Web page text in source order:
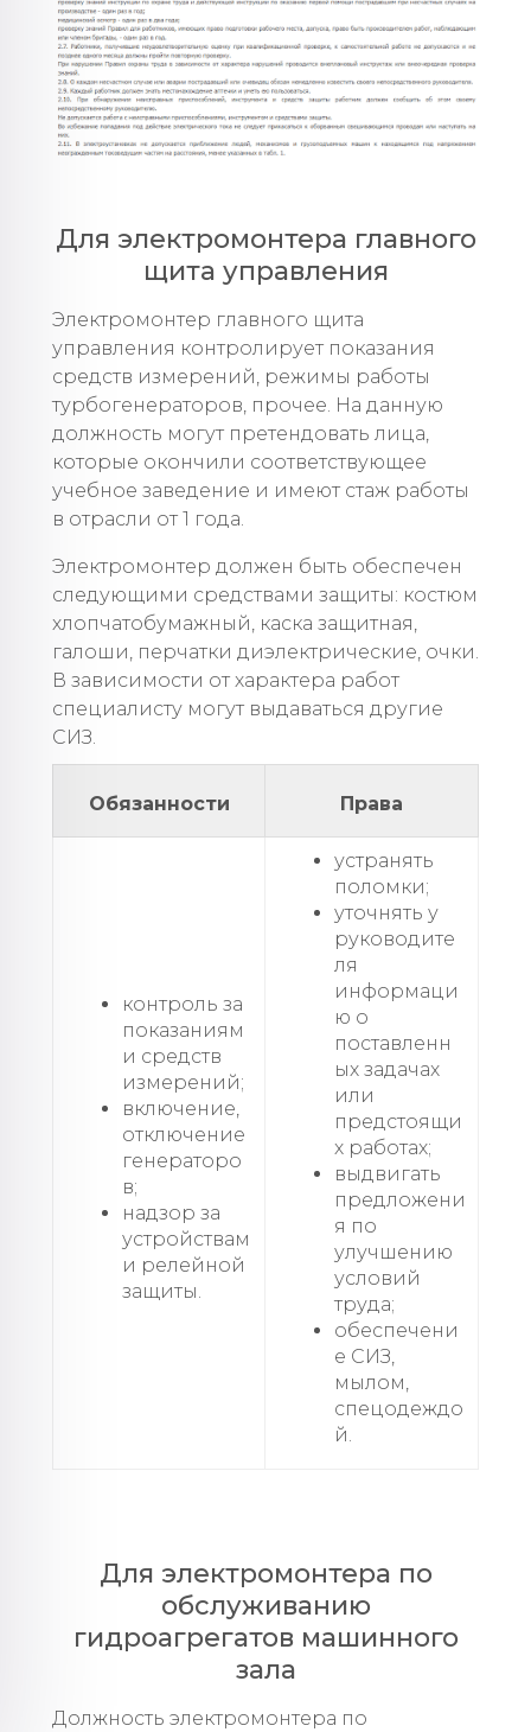
Для электромонтера главного
щита управления
Электромонтер главного щита
управления контролирует показания
средств измерений, режимы работы
турбогенераторов, прочее. На данную
должность могут претендовать лица,
которые окончили соответствующее
учебное заведение и имеют стаж работы
в отрасли от 1 года.
Электромонтер должен быть обеспечен
следующими средствами защиты: костюм
хлопчатобумажный, каска защитная,
галоши, перчатки диэлектрические, очки.
В зависимости от характера работ
специалисту могут выдаваться другие
СИЗ.
Обязанности Права
контроль за
показаниям
и средств
измерений;
включение,
отключение
генераторо
в;
надзор за
устройствам
и релейной
защиты.
устранять
поломки;
уточнять у
руководите
ля
информаци
ю о
поставленн
ых задачах
или
предстоящи
х работах;
выдвигать
предложени
я по
улучшению
условий
труда;
обеспечени
е СИЗ,
мылом,
спецодеждо
й.
Для электромонтера по
обслуживанию
гидроагрегатов машинного
зала
Должность электромонтера по